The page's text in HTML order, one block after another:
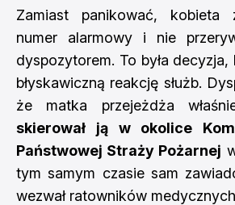
Zamiast panikować, kobieta
numer alarmowy i nie
dyspozytorem. To była decyzja,
błyskawiczną reakcję służb.
że matka przejeżdża
skierował ją w okolice
Państwowej Straży Pożarnej
tym samym czasie sam
wezwał ratowników